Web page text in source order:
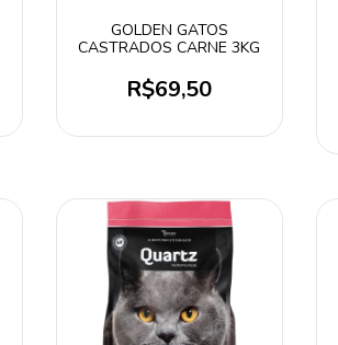
GOLDEN GATOS
CASTRADOS CARNE 3KG
R$69,50